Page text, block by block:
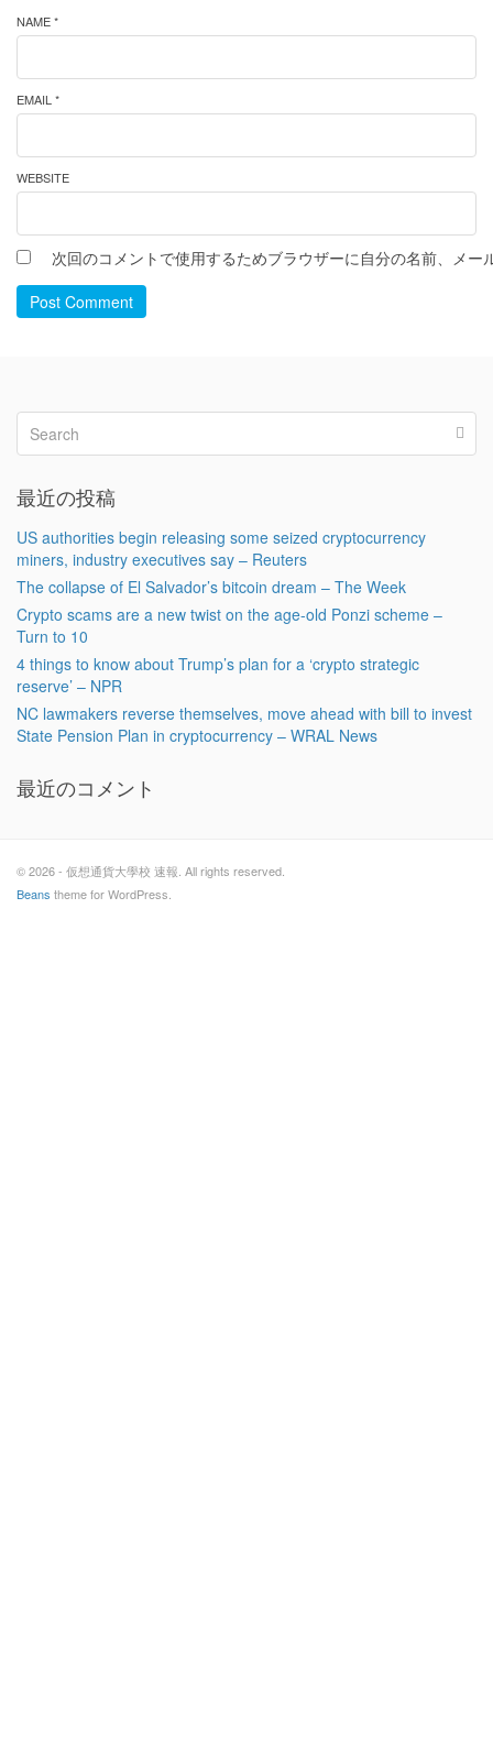
NAME *
EMAIL *
WEBSITE
次回のコメントで使用するためブラウザーに自分の名前、メー
Post Comment
最近の投稿
US authorities begin releasing some seized cryptocurrency
miners, industry executives say – Reuters
The collapse of El Salvador’s bitcoin dream – The Week
Crypto scams are a new twist on the age-old Ponzi scheme –
Turn to 10
4 things to know about Trump’s plan for a ‘crypto strategic
reserve’ – NPR
NC lawmakers reverse themselves, move ahead with bill to invest
State Pension Plan in cryptocurrency – WRAL News
最近のコメント
© 2026 - 仮想通貨大學校 速報. All rights reserved.
Beans theme for WordPress.